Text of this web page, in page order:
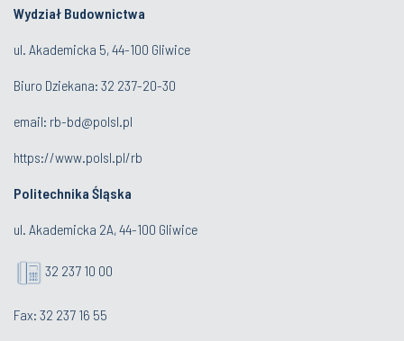
Wydział Budownictwa
ul. Akademicka 5, 44-100 Gliwice
Biuro Dziekana: 32 237-20-30
email: rb-bd@polsl.pl
https://www.polsl.pl/rb
Politechnika Śląska
ul. Akademicka 2A, 44-100 Gliwice
32 237 10 00
Fax: 32 237 16 55